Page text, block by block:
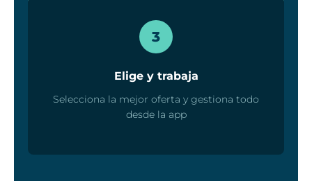
3
Elige y trabaja
Selecciona la mejor oferta y gestiona todo
desde la app